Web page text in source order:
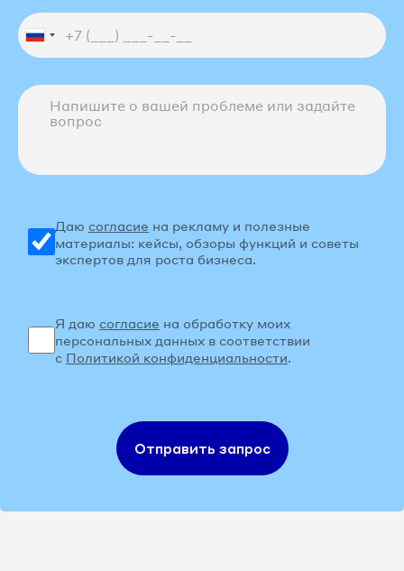
Даю согласие на рекламу и полезные
материалы: кейсы, обзоры функций и советы
экспертов для роста бизнеса.
Я даю согласие на обработку моих
персональных данных в соответствии
с Политикой конфиденциальности.
Отправить запрос